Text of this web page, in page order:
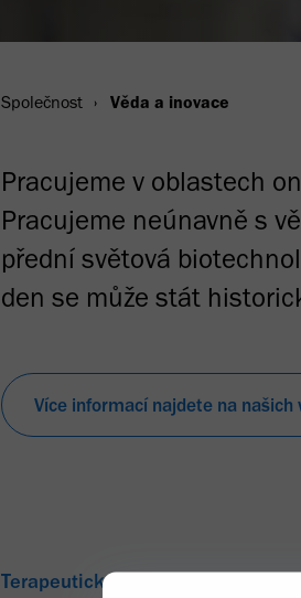
Společnost Věda a inovace
Pracujeme v oblastech
Pracujeme neúnavně s
přední světová
den se může stát
Více informací najdete na našich
Terapeutické oblasti